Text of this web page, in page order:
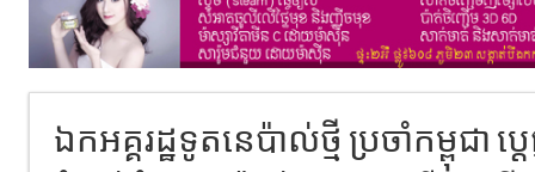
ឯកអគ្គរដ្ឋទូតនេប៉ាល់ថ្មី ប្រចាំកម្ពុជា ប្